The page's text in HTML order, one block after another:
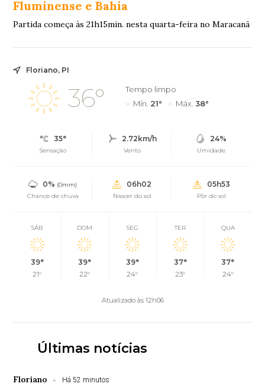
Fluminense e Bahia
Partida começa às 21h15min. nesta quarta-feira no Maracanã
Floriano, PI
36°
Tempo limpo
Mín. 21° Máx. 38°
35°
Sensação
2.72km/h
Vento
24%
Umidade
0% (0mm)
Chance de chuva
06h02
Nascer do sol
05h53
Pôr do sol
SÁB
39°
21°
DOM
39°
22°
SEG
39°
24°
TER
37°
23°
QUA
37°
24°
Atualizado às 12h06
Últimas notícias
Floriano Há 52 minutos